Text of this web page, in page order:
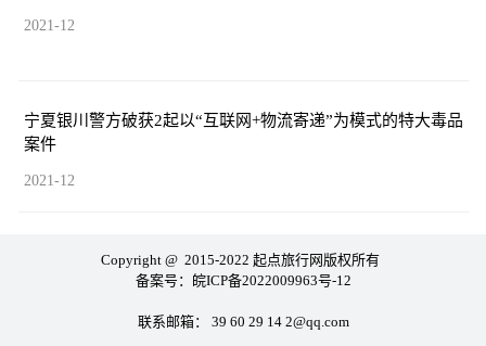
2021-12
宁夏银川警方破获2起以“互联网+物流寄递”为模式的特大毒品
案件
2021-12
Copyright @ 2015-2022 起点旅行网版权所有
备案号： 皖ICP备2022009963号-12
联系邮箱： 39 60 29 14 2@qq.com